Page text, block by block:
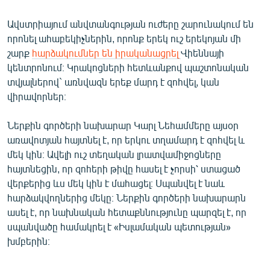
ԱՐԽԻՎ
ՏԵՍԱՆՅՈՒԹԵՐ
ԲԱՆԱՎԵՃ
ՁԳՏԵԼՈՎ ԼԱՎԱԳՈՒՅՆԻՆ
Հայերեն
English
Русский
ՀԵՏԵՎԵՔ ՄԵԶ
Ավստրիայում անվտանգության ուժերը շարունակում են
որոնել ահաբեկիչներին, որոնք երեկ ուշ երեկոյան մի
շարք հարձակումներ են իրականացրել Վիեննայի
կենտրոնում։ Կրակոցների հետևանքով պաշտոնական
տվյալներով` առնվազն երեք մարդ է զոհվել, կան
վիրավորներ։
Ներքին գործերի նախարար Կարլ Նեհամմերը այսօր
առավոտյան հայտնել է, որ երկու տղամարդ է զոհվել և
մեկ կին։ Ավելի ուշ տեղական լրատվամիջոցները
հայտնեցին, որ զոհերի թիվը հասել է չորսի՝ ստացած
վերքերից ևս մեկ կին է մահացել։ Սպանվել է նաև
հարձակվողներից մեկը։ Ներքին գործերի նախարարն
ասել է, որ նախնական հետաքննությունը պարզել է, որ
սպանվածը համակրել է «Իսլամական պետության»
խմբերին։